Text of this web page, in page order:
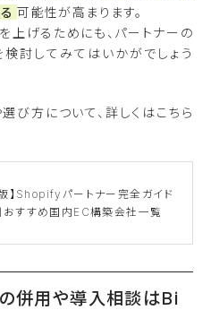
可能性が高まります。
上げるためにも、パートナーの
討してみてはいかがでしょう
方について、詳しくはこちら
】Shopifyパートナー完全ガイド
おすすめ国内EC構築会社一覧
併用や導入相談はBi